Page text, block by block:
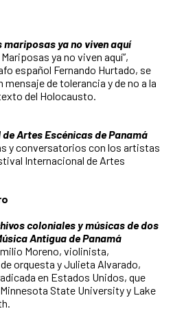
mariposas ya no viven aquí
ya no viven aquí”,
español Fernando Hurtado, se
de tolerancia y de no a la
del Holocausto.
Artes Escénicas de Panamá
y conversatorios con los artistas
Internacional de Artes
coloniales y músicas de dos
Antigua de Panamá
Moreno, violinista,
orquesta y Julieta Alvarado,
en Estados Unidos, que
State University y Lake